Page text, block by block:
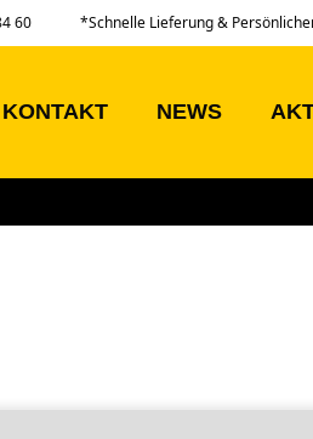
60 *Schnelle Lieferung &
KONTAKT NEWS